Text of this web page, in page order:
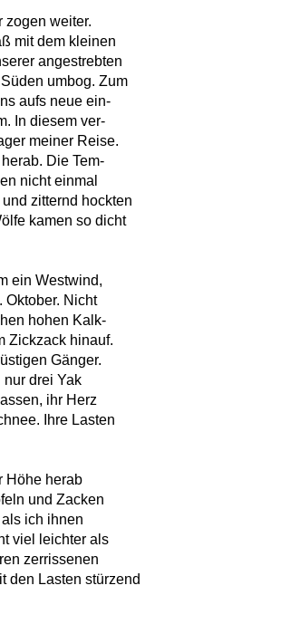
zogen weiter.
mit dem kleinen
angestrebten
umbog. Zum
aufs neue ein-
In diesem ver-
meiner Reise.
Die Tem-
nicht einmal
zitternd hockten
kamen so dicht
ein Westwind,
Oktober. Nicht
hohen Kalk-
Zickzack hinauf.
Gänger.
drei Yak
ihr Herz
Ihre Lasten
Höhe herab
und Zacken
ich ihnen
viel leichter als
zerrissenen
den Lasten stürzend